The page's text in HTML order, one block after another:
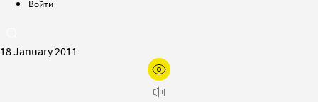
Войти
18 January 2011